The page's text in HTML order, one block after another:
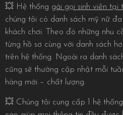
💥 Hệ thống gái gọi sinh viên
chúng tôi có danh sách mỹ nữ
khách chơi. Theo đó những nhu
từng hồ sơ cùng với danh sách
trên hệ thống. Ngoài ra danh
cũng sẽ thường cập nhật mỗi
hàng mới – chất lượng.
💥 Chúng tôi cung cấp 1 hệ